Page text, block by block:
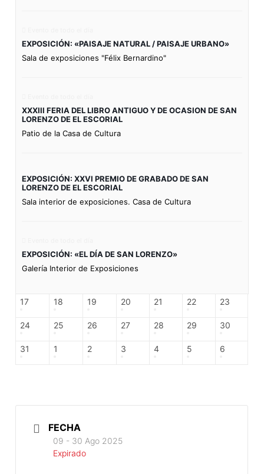
EXPOSICIÓN: «PAISAJE NATURAL / PAISAJE URBANO»
Sala de exposiciones "Félix Bernardino"
XXXIII FERIA DEL LIBRO ANTIGUO Y DE OCASION DE SAN
LORENZO DE EL ESCORIAL
Patio de la Casa de Cultura
EXPOSICIÓN: XXVI PREMIO DE GRABADO DE SAN
LORENZO DE EL ESCORIAL
Sala interior de exposiciones. Casa de Cultura
EXPOSICIÓN: «EL DÍA DE SAN LORENZO»
Galería Interior de Exposiciones
17 18 19 20 21 22 23
24 25 26 27 28 29 30
31 1 2 3 4 5 6
FECHA
09 - 30 Ago 2025
Expirado